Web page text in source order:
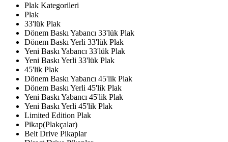
Plak Kategorileri
Plak
33'lük Plak
Dönem Baskı Yabancı 33'lük Plak
Dönem Baskı Yerli 33'lük Plak
Yeni Baskı Yabancı 33'lük Plak
Yeni Baskı Yerli 33'lük Plak
45'lik Plak
Dönem Baskı Yabancı 45'lik Plak
Dönem Baskı Yerli 45'lik Plak
Yeni Baskı Yabancı 45'lik Plak
Yeni Baskı Yerli 45'lik Plak
Limited Edition Plak
Pikap(Plakçalar)
Belt Drive Pikaplar